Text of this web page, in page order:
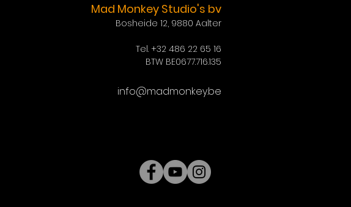
Mad Monkey Studio's bv
Bosheide 12, 9880 Aalter
Tel. +32 486 22 65 16
BTW BE0677.716.135
info@madmonkey.be